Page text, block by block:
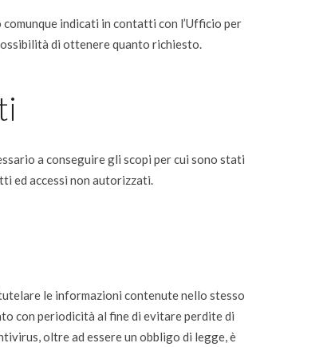
indicati in contatti con l’Ufficio per
di ottenere quanto richiesto.
a conseguire gli scopi per cui sono stati
ed accessi non autorizzati.
le informazioni contenute nello stesso
con periodicità al fine di evitare perdite di
oltre ad essere un obbligo di legge, è